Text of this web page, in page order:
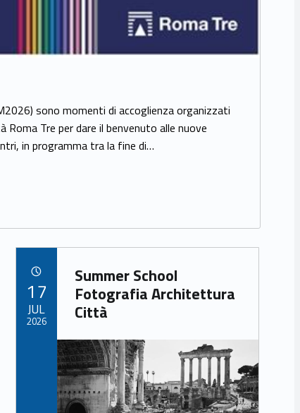
sono momenti di accoglienza organizzati
Roma Tre per dare il benvenuto alle nuove
in programma tra la fine di…
Link identifier archive #link-archive-43053
Summer School
Fotografia Architettura
Città
Link identifier archive #link-archive-thumb-soap-50377
17
JUL
2026